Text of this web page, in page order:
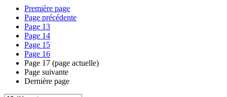
Première page
Page précédente
Page 13
Page 14
Page 15
Page 16
Page 17 (page actuelle)
Page suivante
Dernière page